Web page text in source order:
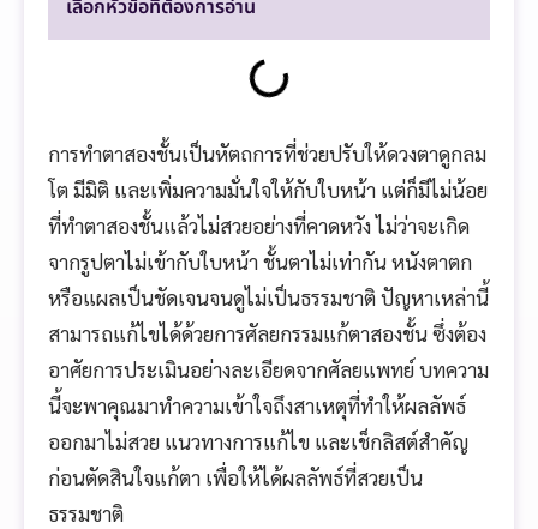
เลือกหัวข้อที่ต้องการอ่าน
การทำตาสองชั้นเป็นหัตถการที่ช่วยปรับให้ดวงตาดูกลม
โต มีมิติ และเพิ่มความมั่นใจให้กับใบหน้า แต่ก็มีไม่น้อย
ที่ทำตาสองชั้นแล้วไม่สวยอย่างที่คาดหวัง ไม่ว่าจะเกิด
จากรูปตาไม่เข้ากับใบหน้า ชั้นตาไม่เท่ากัน หนังตาตก
หรือแผลเป็นชัดเจนจนดูไม่เป็นธรรมชาติ ปัญหาเหล่านี้
สามารถแก้ไขได้ด้วยการศัลยกรรมแก้ตาสองชั้น ซึ่งต้อง
อาศัยการประเมินอย่างละเอียดจากศัลยแพทย์ บทความ
นี้จะพาคุณมาทำความเข้าใจถึงสาเหตุที่ทำให้ผลลัพธ์
ออกมาไม่สวย แนวทางการแก้ไข และเช็กลิสต์สำคัญ
ก่อนตัดสินใจแก้ตา เพื่อให้ได้ผลลัพธ์ที่สวยเป็น
ธรรมชาติ